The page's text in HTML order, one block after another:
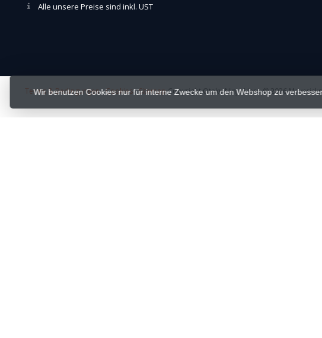
Alle unsere Preise sind inkl. UST
Wir benutzen Cookies nur für interne Zwecke um den Webshop zu
Terms & Bedingungen-Cookies-SitemapCopyright Otaku Ninja Hero © 2026